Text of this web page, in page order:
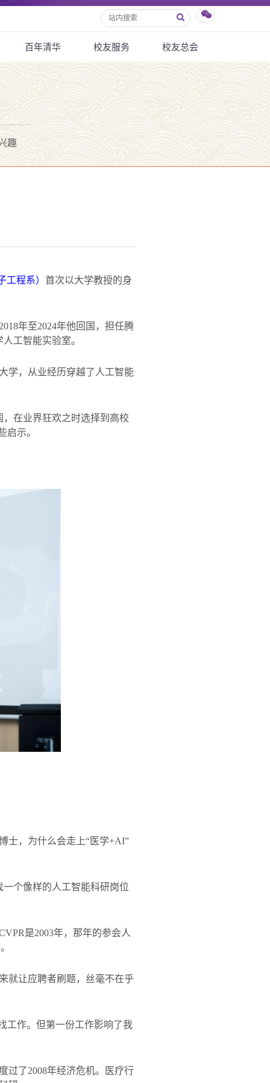
百年清华 校友服务 校友总会
趣
工程系） 首次以大学教授的身
年至2024年他回国，担任腾
工智能实验室。
学，从业经历穿越了人工智能
在业界狂欢之时选择到高校
启示。
士，为什么会走上“医学+AI”
个像样的人工智能科研岗位
是2003年，那年的参会人
就让应聘者刷题，丝毫不在乎
工作。但第一份工作影响了我
过了2008年经济危机。医疗行